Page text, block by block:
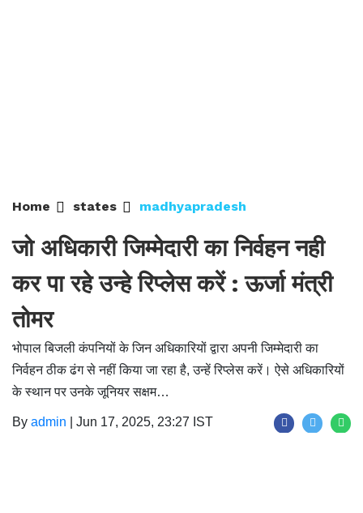
Home states madhyapradesh
जो अधिकारी जिम्मेदारी का निर्वहन नही
कर पा रहे उन्हे रिप्लेस करें : ऊर्जा मंत्री
तोमर
भोपाल बिजली कंपनियों के जिन अधिकारियों द्वारा अपनी जिम्मेदारी का
निर्वहन ठीक ढंग से नहीं किया जा रहा है, उन्हें रिप्लेस करें। ऐसे अधिकारियों
के स्थान पर उनके जूनियर सक्षम…
By admin Jun 17, 2025, 23:27 IST